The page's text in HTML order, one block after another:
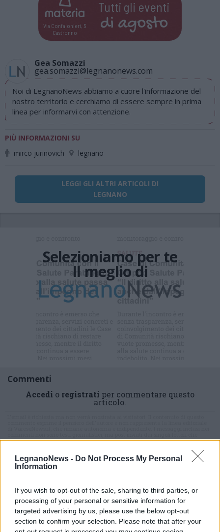
LegnanoNews - Do Not Process My Personal
Information
If you wish to opt-out of the sale, sharing to third parties, or
processing of your personal or sensitive information for
targeted advertising by us, please use the below opt-out
section to confirm your selection. Please note that after your
Via Confalonieri, 5
Castronno
Tutti gli eventi
di agosto
Gea Somazzi
gea.somazzi@legnanonews.com
Noi di LegnanoNews abbiamo a cuore l'informazione del
nostro territorio e cerchiamo di essere sempre in prima
linea per informarvi con attenzione.
PIÙ INFORMAZIONI SU
mirco jurinovich
legnano
LEGGI GLI ALTRI ARTICOLI DI
LEGNANO
Selezioniamo per te
Il meglio di
Commenti
Accedi o registrati per commentare questo
articolo.
possono essere automaticamente pubblicati senza filtro preventivo. I commenti